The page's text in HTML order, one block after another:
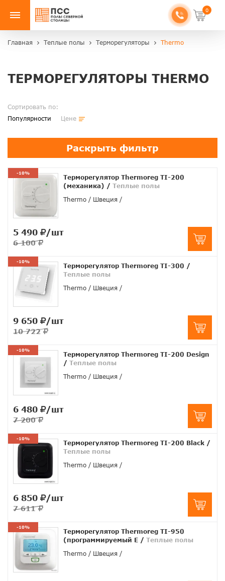
0
Главная Теплые полы Терморегуляторы Thermo
ТЕРМОРЕГУЛЯТОРЫ THERMO
Сортировать по:
Популярности
Цене
Раскрыть фильтр
-10%
Терморегулятор Thermoreg TI-200
(механика) / Теплые полы
Thermo
Швеция
5 490 /шт
6 100
-10%
Терморегулятор Thermoreg TI-300 /
Теплые полы
Thermo
Швеция
9 650 /шт
10 722
-10%
Терморегулятор Thermoreg TI-200 Design
/ Теплые полы
Thermo
Швеция
6 480 /шт
7 200
-10%
Терморегулятор Thermoreg TI-200 Black /
Теплые полы
Thermo
Швеция
6 850 /шт
7 611
-10%
Терморегулятор Thermoreg TI-950
(программируемый E / Теплые полы
Thermo
Швеция